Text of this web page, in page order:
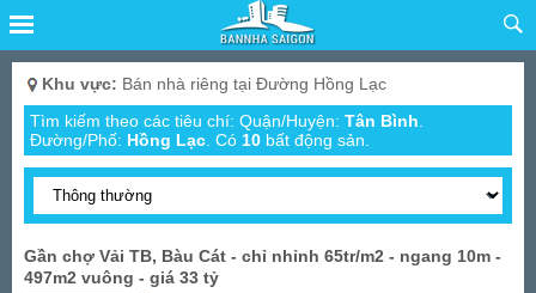
Khu vực: Bán nhà riêng tại Đường Hồng Lạc
Tìm kiếm theo các tiêu chí: Quận/Huyện: Tân Bình
Đường/Phố: Hồng Lạc Có 10 bất động sản.
Gần chợ Vải TB, Bàu Cát - chỉ nhỉnh 65tr/m2 - ngang 10m -
497m2 vuông - giá 33 tỷ